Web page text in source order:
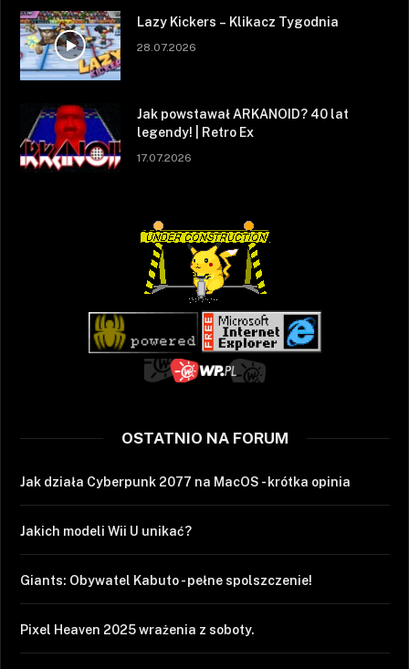
Lazy Kickers – Klikacz Tygodnia
28.07.2026
Jak powstawał ARKANOID? 40 lat
legendy! | Retro Ex
17.07.2026
OSTATNIO NA FORUM
Jak działa Cyberpunk 2077 na MacOS - krótka opinia
Jakich modeli Wii U unikać?
Giants: Obywatel Kabuto - pełne spolszczenie!
Pixel Heaven 2025 wrażenia z soboty.